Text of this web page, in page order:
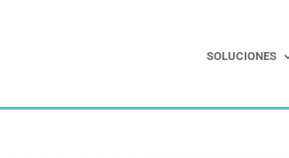
SOLUCIONES